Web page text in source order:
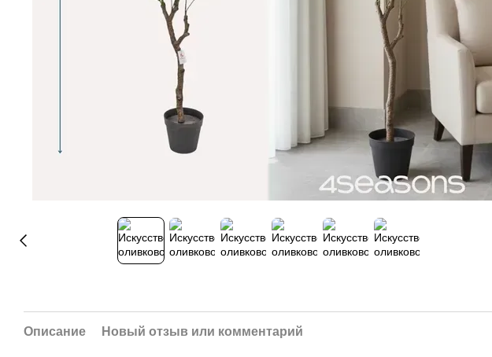
Описание Новый отзыв или комментарий